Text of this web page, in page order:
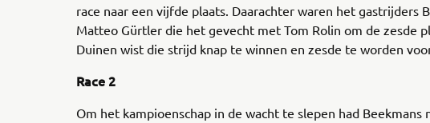
race naar een vijfde plaats. Daarachter waren het gastrijders
Matteo Gürtler die het gevecht met Tom Rolin om de zesde
Duinen wist die strijd knap te winnen en zesde te worden
Race 2
Om het kampioenschap in de wacht te slepen had Beekmans